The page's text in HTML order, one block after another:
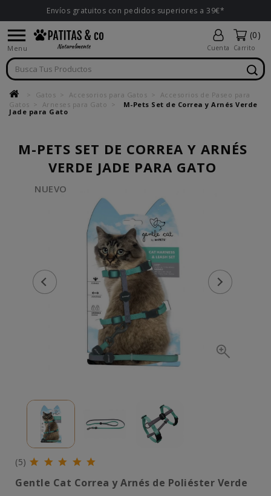
Envíos gratuitos con pedidos superiores a 39€*

Menu Cuenta
(0)
Carrito
Gatos Accesorios para Gatos
Accesorios de Paseo para
Gatos
Arneses para Gato
M-Pets Set de Correa y Arnés Verde
Jade para Gato
M-PETS SET DE CORREA Y ARNÉS
VERDE JADE PARA GATO
NUEVO
(5)
Gentle Cat Correa y Arnés de Poliéster Verde